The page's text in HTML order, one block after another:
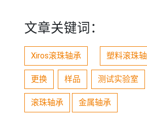
文章关键词：
Xiros滚珠轴承 塑料滚珠
更换 样品 测试实验室
滚珠轴承 金属轴承